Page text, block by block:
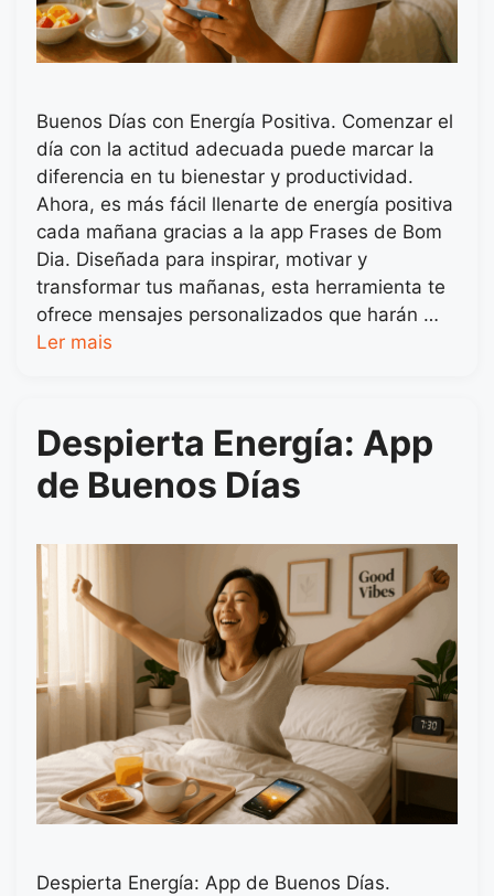
Buenos Días con Energía Positiva. Comenzar el
día con la actitud adecuada puede marcar la
diferencia en tu bienestar y productividad.
Ahora, es más fácil llenarte de energía positiva
cada mañana gracias a la app Frases de Bom
Dia. Diseñada para inspirar, motivar y
transformar tus mañanas, esta herramienta te
ofrece mensajes personalizados que harán …
Ler mais
Despierta Energía: App
de Buenos Días
Despierta Energía: App de Buenos Días.